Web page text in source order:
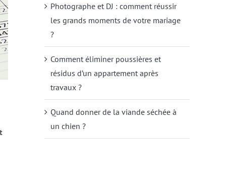
Photographe et DJ : comment réussir
les grands moments de votre mariage
?
Comment éliminer poussières et
résidus d’un appartement après
travaux ?
Quand donner de la viande séchée à
un chien ?